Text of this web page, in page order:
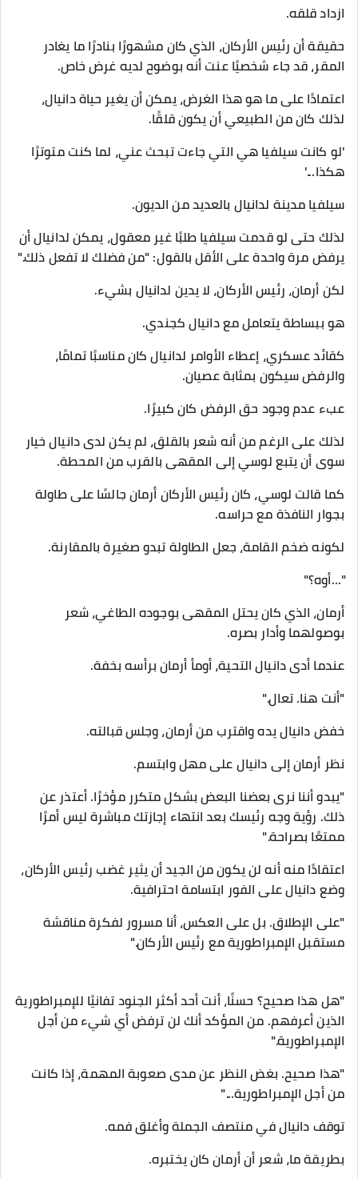
ازداد قلقه.
حقيقة أن رئيس الأركان، الذي كان مشهورًا بنادرًا ما يغادر
المقر، قد جاء شخصيًا عنت أنه بوضوح لديه غرض خاص.
اعتمادًا على ما هو هذا الغرض، يمكن أن يغير حياة دانيال،
لذلك كان من الطبيعي أن يكون قلقًا.
'لو كانت سيلفيا هي التي جاءت تبحث عني، لما كنت متوترًا
هكذا...'
سيلفيا مدينة لدانيال بالعديد من الديون.
لذلك حتى لو قدمت سيلفيا طلبًا غير معقول، يمكن لدانيال أن
يرفض مرة واحدة على الأقل بالقول: "من فضلك لا تفعل ذلك."
لكن أرمان، رئيس الأركان، لا يدين لدانيال بشيء.
هو ببساطة يتعامل مع دانيال كجندي.
كقائد عسكري، إعطاء الأوامر لدانيال كان مناسبًا تمامًا،
والرفض سيكون بمثابة عصيان.
عبء عدم وجود حق الرفض كان كبيرًا.
لذلك على الرغم من أنه شعر بالقلق، لم يكن لدى دانيال خيار
سوى أن يتبع لوسي إلى المقهى بالقرب من المحطة.
كما قالت لوسي، كان رئيس الأركان أرمان جالسًا على طاولة
بجوار النافذة مع حراسه.
لكونه ضخم القامة، جعل الطاولة تبدو صغيرة بالمقارنة.
"...أوه؟"
أرمان، الذي كان يحتل المقهى بوجوده الطاغي، شعر
بوصولهما وأدار بصره.
عندما أدى دانيال التحية، أومأ أرمان برأسه بخفة.
"أنت هنا. تعال."
خفض دانيال يده واقترب من أرمان، وجلس قبالته.
نظر أرمان إلى دانيال على مهل وابتسم.
"يبدو أننا نرى بعضنا البعض بشكل متكرر مؤخرًا. أعتذر عن
ذلك. رؤية وجه رئيسك بعد انتهاء إجازتك مباشرة ليس أمرًا
ممتعًا بصراحة."
اعتقادًا منه أنه لن يكون من الجيد أن يثير غضب رئيس الأركان،
وضع دانيال على الفور ابتسامة احترافية.
"على الإطلاق. بل على العكس، أنا مسرور لفكرة مناقشة
مستقبل الإمبراطورية مع رئيس الأركان."
"هل هذا صحيح؟ حسنًا، أنت أحد أكثر الجنود تفانيًا للإمبراطورية
الذين أعرفهم. من المؤكد أنك لن ترفض أي شيء من أجل
الإمبراطورية."
"هذا صحيح. بغض النظر عن مدى صعوبة المهمة، إذا كانت
من أجل الإمبراطورية..."
توقف دانيال في منتصف الجملة وأغلق فمه.
بطريقة ما، شعر أن أرمان كان يختبره.